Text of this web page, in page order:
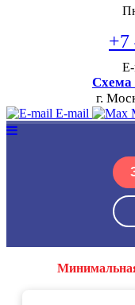
+7
Схема
г.
E-mail